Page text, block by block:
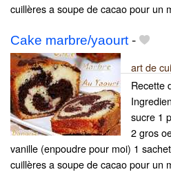
cuillères a soupe de cacao pour un
Cake marbre/yaourt -
art de
Recette
sucre 1
2 gros
vanille (enpoudre pour moi) 1
cuillères a soupe de cacao pour un